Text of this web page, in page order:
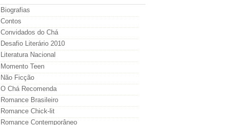
Biografias
Contos
Convidados do Chá
Desafio Literário 2010
Literatura Nacional
Momento Teen
Não Ficção
O Chá Recomenda
Romance Brasileiro
Romance Chick-lit
Romance Contemporâneo